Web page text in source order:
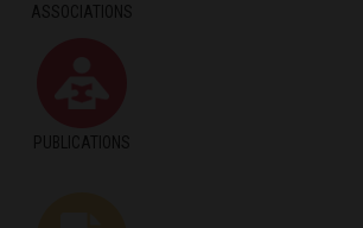
ASSOCIATIONS
PUBLICATIONS